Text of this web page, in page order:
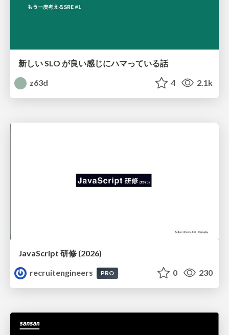
新しい SLO が良い感じにハマっている話
z63d
4 2.1k
JavaScript 研修 (2026)
recruitengineers
PRO 0 230